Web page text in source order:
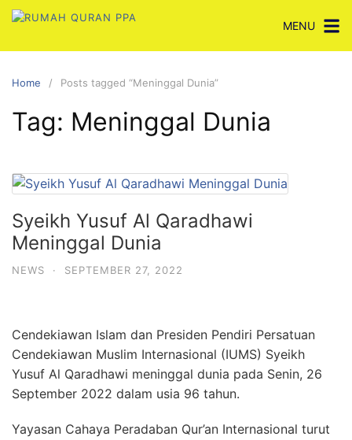
Skip
content
MENU
Home Posts tagged “Meninggal Dunia”
Tag: Meninggal Dunia
Syeikh Yusuf Al Qaradhawi
Meninggal Dunia
NEWS · SEPTEMBER 27, 2022
Cendekiawan Islam dan Presiden Pendiri Persatuan
Cendekiawan Muslim Internasional (IUMS) Syeikh
Yusuf Al Qaradhawi meninggal dunia pada Senin, 26
September 2022 dalam usia 96 tahun.
Yayasan Cahaya Peradaban Qur’an Internasional turut